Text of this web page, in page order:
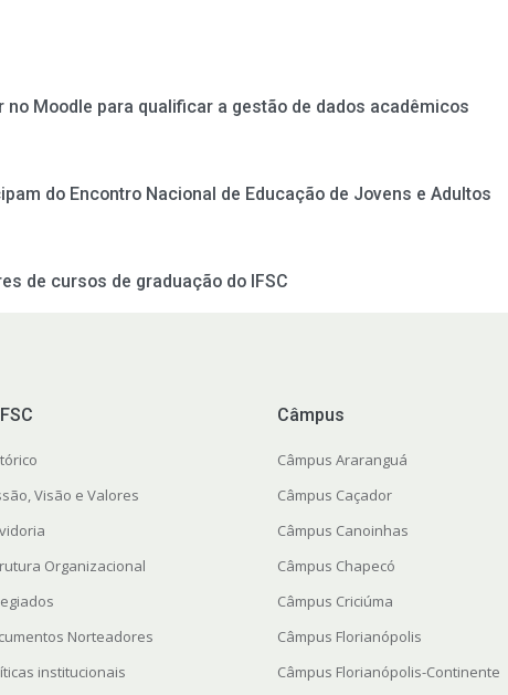
Moodle para qualificar a gestão de dados acadêmicos
do Encontro Nacional de Educação de Jovens e Adultos
de cursos de graduação do IFSC
Visão e Valores
Organizacional
Norteadores
institucionais
Câmpus
Câmpus Araranguá
Câmpus Caçador
Câmpus Canoinhas
Câmpus Chapecó
Câmpus Criciúma
Câmpus Florianópolis
Câmpus Florianópolis-Continente